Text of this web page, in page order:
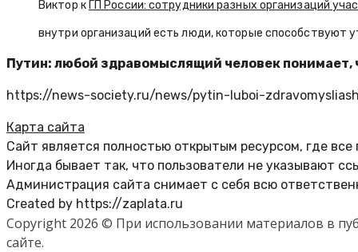
Виктор к ГП России: сотрудники разных организаций
внутри организаций есть люди, которые способствуют
Путин: любой здравомыслящий человек понимает,
https://news-society.ru/news/pytin-luboi-
Карта сайта
Сайт является полностью открытым ресурсом, где
Иногда бывает так, что пользователи не указывают
Администрация сайта снимает с себя всю
Created by https://zaplata.ru
Copyright 2026 © При использовании материалов в
сайте.